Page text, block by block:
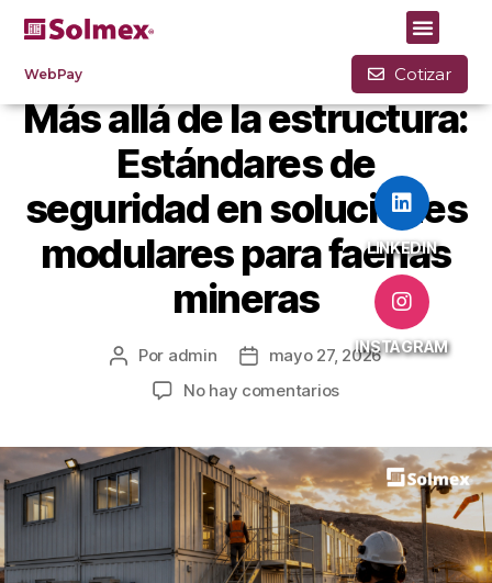
WebPay Cotizar
Más allá de la estructura:
Estándares de
seguridad en soluciones
modulares para faenas
mineras
Por admin
mayo 27, 2026
No hay comentarios
LINKEDIN
INSTAGRAM